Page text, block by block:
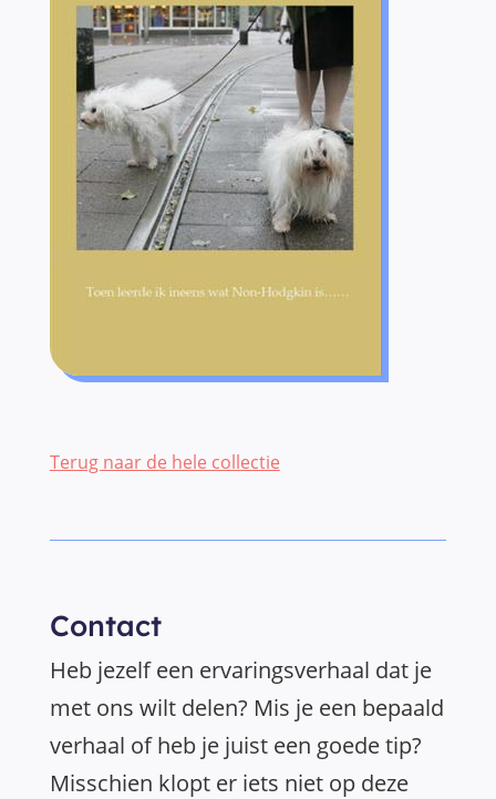
Terug naar de hele collectie
Contact
Heb jezelf een ervaringsverhaal dat je
met ons wilt delen? Mis je een bepaald
verhaal of heb je juist een goede tip?
Misschien klopt er iets niet op deze